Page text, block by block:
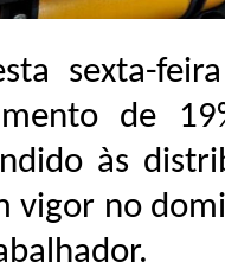
sexta-
de
às
vigor no